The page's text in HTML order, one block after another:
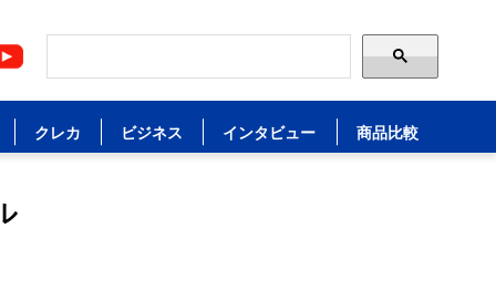
クレカ ビジネス インタビュー 商品比較